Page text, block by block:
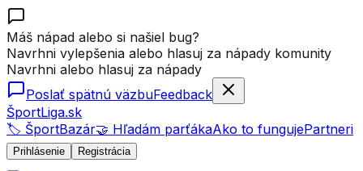
Máš nápad alebo si našiel bug?
Navrhni vylepšenia alebo hlasuj za nápady komunity
Navrhni alebo hlasuj za nápady
Poslať spätnú väzbuFeedback
ŠportLiga.sk
🏷️ ŠportBazár🤝 Hľadám parťákaAko to fungujePartneri
Prihlásenie Registrácia